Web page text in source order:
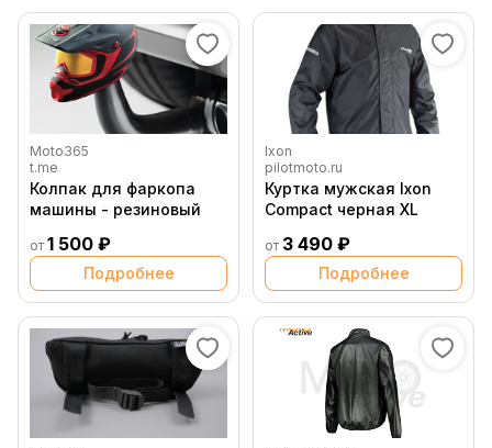
Moto365
t.me
Колпак для фаркопа
машины - резиновый
от 1 500 ₽
Подробнее
Ixon
pilotmoto.ru
Куртка мужская Ixon
Compact черная XL
от 3 490 ₽
Подробнее